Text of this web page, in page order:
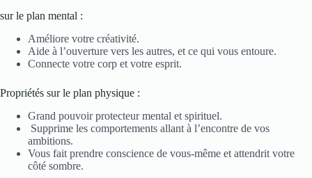
sur le plan mental :
Améliore votre créativité.
Aide à l’ouverture vers les autres, et ce qui vous entoure.
Connecte votre corp et votre esprit.
Propriétés sur le plan physique :
Grand pouvoir protecteur mental et spirituel.
Supprime les comportements allant à l’encontre de vos
ambitions.
Vous fait prendre conscience de vous-même et attendrit votre
côté sombre.